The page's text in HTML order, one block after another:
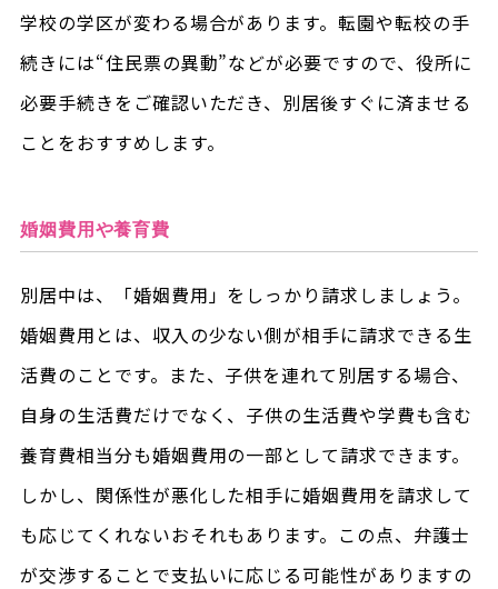
学校の学区が変わる場合があります。転園や転校の手
続きには“住民票の異動”などが必要ですので、役所に
必要手続きをご確認いただき、別居後すぐに済ませる
ことをおすすめします。
婚姻費用や養育費
別居中は、「婚姻費用」をしっかり請求しましょう。
婚姻費用とは、収入の少ない側が相手に請求できる生
活費のことです。また、子供を連れて別居する場合、
自身の生活費だけでなく、子供の生活費や学費も含む
養育費相当分も婚姻費用の一部として請求できます。
しかし、関係性が悪化した相手に婚姻費用を請求して
も応じてくれないおそれもあります。この点、弁護士
が交渉することで支払いに応じる可能性がありますの